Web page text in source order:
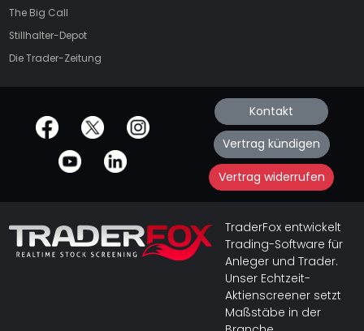
The Big Call
Stillhalter-Depot
Die Trader-Zeitung
offizielle Social Media-Accounts Kontakt
Vertrag kündigen
Vertrag widerrufen
TraderFox entwickelt
Trading-Software für
Anleger und Trader.
Unser Echtzeit-
Aktienscreener setzt
Maßstäbe in der